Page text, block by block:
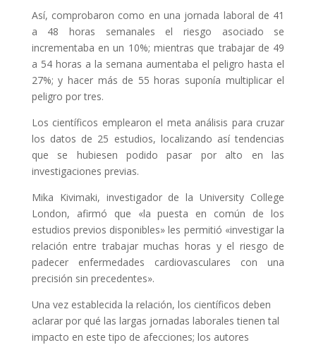
Así, comprobaron como en una jornada laboral de 41
a 48 horas semanales el riesgo asociado se
incrementaba en un 10%; mientras que trabajar de 49
a 54 horas a la semana aumentaba el peligro hasta el
27%; y hacer más de 55 horas suponía multiplicar el
peligro por tres.
Los científicos emplearon el meta análisis para cruzar
los datos de 25 estudios, localizando así tendencias
que se hubiesen podido pasar por alto en las
investigaciones previas.
Mika Kivimaki, investigador de la University College
London, afirmó que «la puesta en común de los
estudios previos disponibles» les permitió «investigar la
relación entre trabajar muchas horas y el riesgo de
padecer enfermedades cardiovasculares con una
precisión sin precedentes».
Una vez establecida la relación, los científicos deben
aclarar por qué las largas jornadas laborales tienen tal
impacto en este tipo de afecciones; los autores